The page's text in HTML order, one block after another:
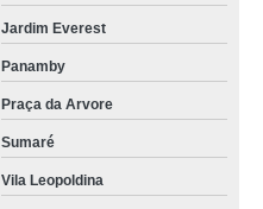
Jardim Everest
Panamby
Praça da Arvore
Sumaré
Vila Leopoldina